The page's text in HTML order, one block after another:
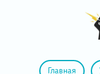
Главная